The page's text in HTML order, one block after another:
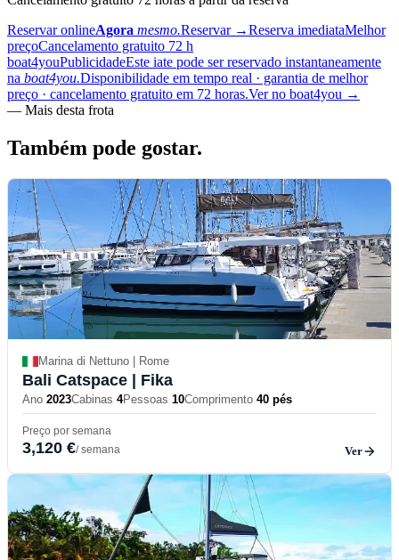
Reservar onlineAgora mesmo.Reservar →Reserva imediataMelhor
preçoCancelamento gratuito 72 h
boat4youPublicidadeEste iate pode ser reservado instantaneamente
na boat4you.Disponibilidade em tempo real · garantia de melhor
preço · cancelamento gratuito em 72 horas.Ver no boat4you →
— Mais desta frota
Também pode gostar.
Marina di Nettuno | Rome
Bali Catspace | Fika
Ano 2023Cabinas 4Pessoas 10Comprimento 40 pés
Preço por semana
3,120 €/ semana Ver